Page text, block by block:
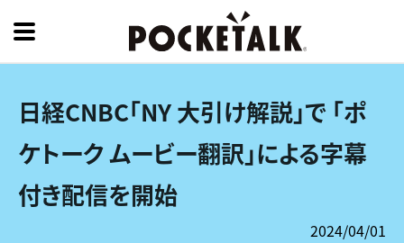
日経CNBC「NY 大引け解説」で 「ポ
ケトーク ムービー翻訳」による字幕
付き配信を開始
2024/04/01